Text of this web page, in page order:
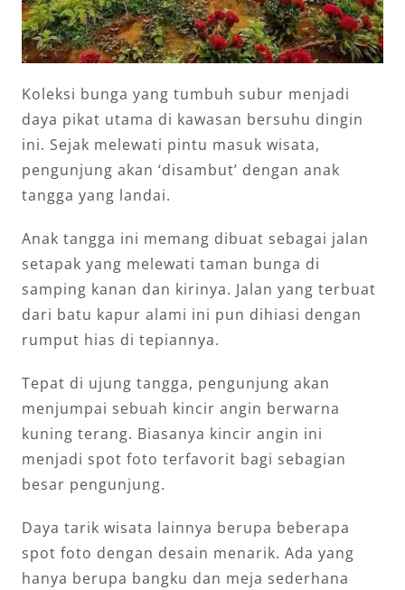
Koleksi bunga yang tumbuh subur menjadi
daya pikat utama di kawasan bersuhu dingin
ini. Sejak melewati pintu masuk wisata,
pengunjung akan ‘disambut’ dengan anak
tangga yang landai.
Anak tangga ini memang dibuat sebagai jalan
setapak yang melewati taman bunga di
samping kanan dan kirinya. Jalan yang terbuat
dari batu kapur alami ini pun dihiasi dengan
rumput hias di tepiannya.
Tepat di ujung tangga, pengunjung akan
menjumpai sebuah kincir angin berwarna
kuning terang. Biasanya kincir angin ini
menjadi spot foto terfavorit bagi sebagian
besar pengunjung.
Daya tarik wisata lainnya berupa beberapa
spot foto dengan desain menarik. Ada yang
hanya berupa bangku dan meja sederhana